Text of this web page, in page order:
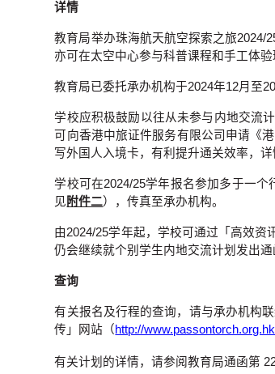
详情
教育局举办珠海航天航空探索之旅2024/
亦可在太空中心参与科普课程和手工体
教育局已委托承办机构于2024年12月至
学校应积极鼓励以往从未参与内地交流
可向香港中旅证件服务有限公司申请《
写外国人入境卡，有利提升通关效率，
学校可在2024/25学年报名参加多于一
见附件二），传真至承办机构。
由2024/25学年起，学校可通过「高效
仍会继续就个别学生内地交流计划发出
查询
有关报名及行程的查询，请与承办机构
传」网站（ http://www.passontorch.org.hk
有关计划的详情，请参阅教育局通函第